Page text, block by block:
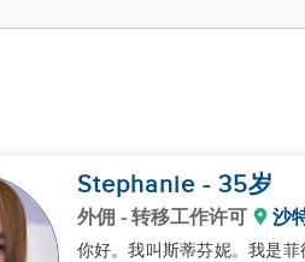
Stephanie - 35岁
外佣 - 转移工作许可 沙
你好。我叫斯蒂芬妮。我是